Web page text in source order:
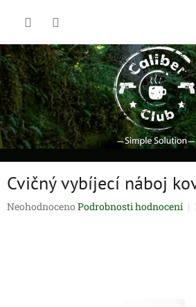
Cvičný vybíjecí náboj
Průměrné
Neohodnoceno Podrobnosti hodnocení